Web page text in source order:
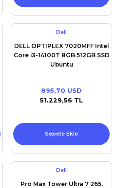
Dell
DELL OPTIPLEX 7020MFF Intel
Core i3-14100T 8GB 512GB SSD
Ubuntu
895,70 USD
51.229,56 TL
Sepete Ekle
Dell
Pro Max Tower Ultra 7 265,